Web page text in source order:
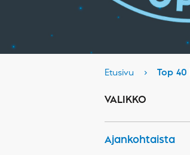
Etusivu › Top
VALIKKO
Ajankohtaista